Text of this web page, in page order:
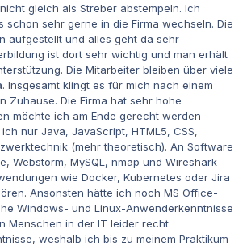
gleich als Streber abstempeln. Ich
schon sehr gerne in die Firma wechseln. Die
aufgestellt und alles geht da sehr
ist dort sehr wichtig und man erhält
Die Mitarbeiter bleiben über viele
Insgesamt klingt es für mich nach einem
Zuhause. Die Firma hat sehr hohe
möchte ich am Ende gerecht werden
nur Java, JavaScript, HTML5, CSS,
(mehr theoretisch). An Software
Webstorm, MySQL, nmap und Wireshark
wie Docker, Kubernetes oder Jira
Ansonsten hätte ich noch MS Office-
Windows- und Linux-Anwenderkenntnisse
Menschen in der IT leider recht
weshalb ich bis zu meinem Praktikum